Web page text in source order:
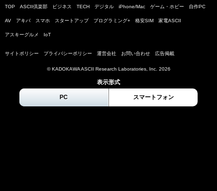
TOP ASCII倶楽部 ビジネス TECH デジタル iPhone/Mac ゲーム・ホビー 自作PC
AV アキバ スマホ スタートアップ プログラミング+ 格安SIM 家電ASCII
アスキーグルメ IoT
サイトポリシー プライバシーポリシー 運営会社 お問い合わせ 広告掲載
© KADOKAWA ASCII Research Laboratories, Inc. 2026
表示形式
PC スマートフォン